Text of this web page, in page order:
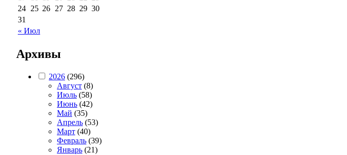
« Июл
24 25 26 27 28 29 30
31
Архивы
2026 (296)
Август (8)
Июль (58)
Июнь (42)
Май (35)
Апрель (53)
Март (40)
Февраль (39)
Январь (21)